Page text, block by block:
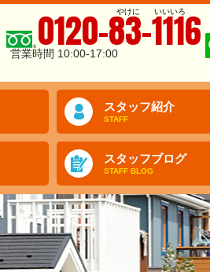
やけに いいいろ
0120-83-1116
営業時間 10:00-17:00
スタッフ紹介
STAFF
スタッフブログ
STAFF BLOG